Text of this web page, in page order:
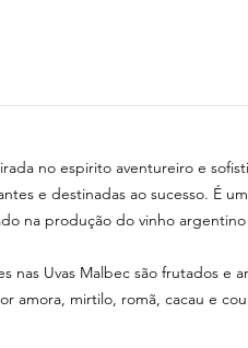
no espirito aventureiro e
e destinadas ao sucesso. É
na produção do vinho
nas Uvas Malbec são frutados e
amora, mirtilo, romã, cacau e